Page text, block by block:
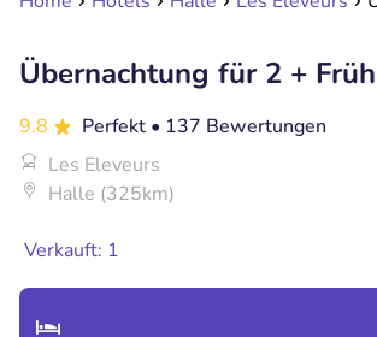
Übernachtung für 2 +
9.8 Perfekt • 137 Bewertungen
Les Eleveurs
Halle (325km)
Verkauft: 1